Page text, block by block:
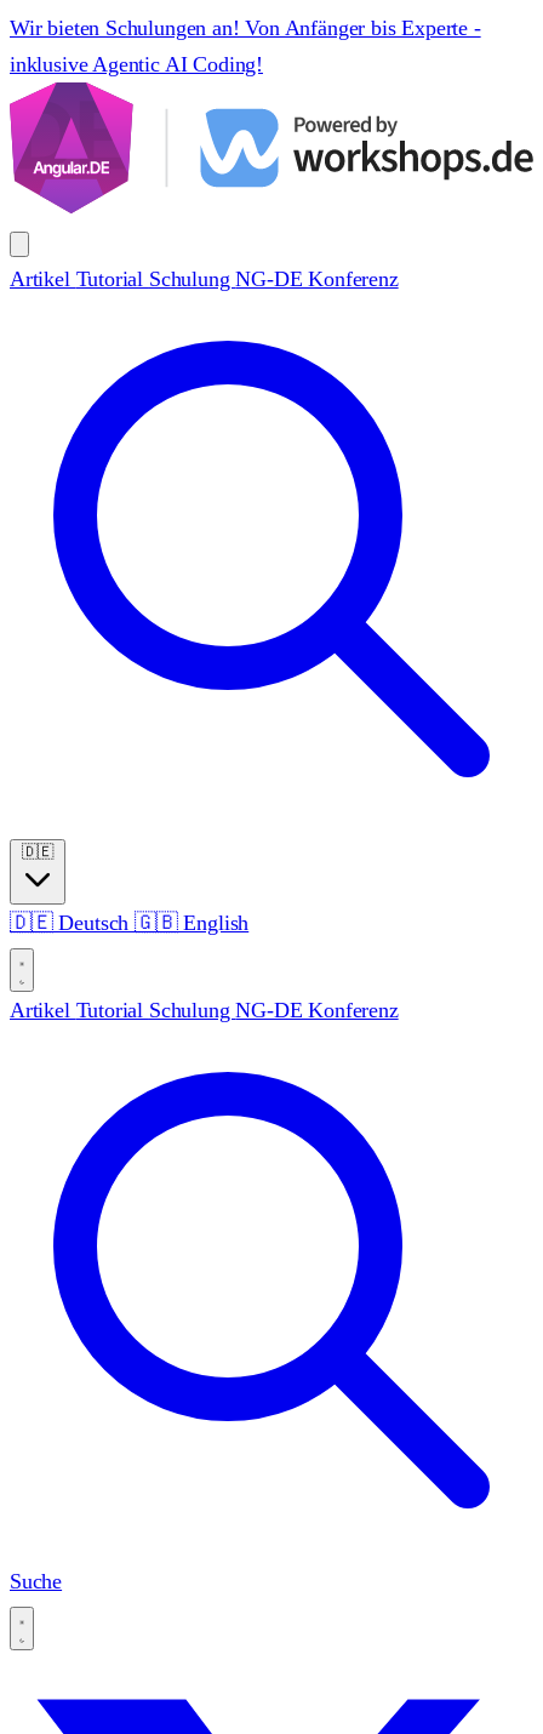
Wir bieten Schulungen an! Von Anfänger bis Experte -
inklusive Agentic AI Coding!
Artikel Tutorial SchulungNG-DE Konferenz
🇩🇪
🇩🇪Deutsch🇬🇧English
Artikel Tutorial SchulungNG-DE Konferenz
Suche